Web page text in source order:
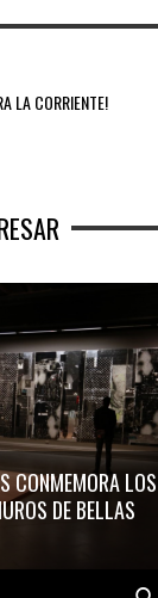
LA CORRIENTE!
CONMEMORA LOS
DE BELLAS